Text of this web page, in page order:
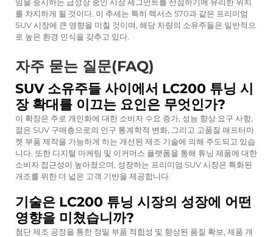
를 차지하게 될 것이다. 이 추세는 특히 렉서스 570과 같은 프리미엄
SUV 시장에 큰 영향을 미칠 것이며, 해당 차량의 소유주들은 일반적으
로 높은 환경 인식을 갖추고 있다.
자주 묻는 질문(FAQ)
SUV 소유주들 사이에서 LC200 튜닝 시
장 확대를 이끄는 요인은 무엇인가?
이 확장은 주로 개인화에 대한 소비자 수요 증가, 성능 향상 요구 사항,
젊은 SUV 구매층으로의 인구 통계학적 변화, 그리고 고품질 애프터마
켓 부품 제작을 가능하게 하는 개선된 제조 기술에 의해 주도되고 있습
니다. 또한 디지털 마케팅 및 이커머스 플랫폼을 통해 튜닝 제품에 대한
소비자 접근성이 높아졌으며, 성장하는 프리미엄 SUV 시장은 특화된
개조를 위한 더 넓은 고객 기반을 제공합니다.
기술은 LC200 튜닝 시장의 성장에 어떤
영향을 미쳤습니까?
첨단 제조 공정을 통한 정밀 부품 적합성 및 향상된 품질 확보, 제품 개